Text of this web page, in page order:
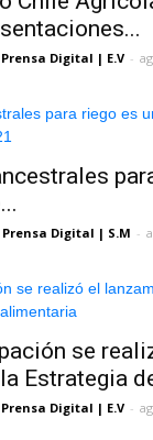
Digital | E.V -
Digital | S.M -
se
Estrategia
Digital | E.V -